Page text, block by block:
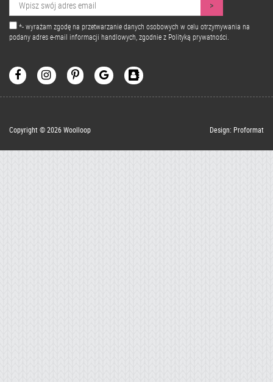
*- wyrażam zgodę na przetwarzanie danych osobowych w celu otrzymywania na
podany adres e-mail informacji handlowych, zgodnie z Polityką prywatności.
Copyright © 2026 Woolloop Design: Proformat